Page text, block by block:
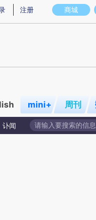
存在偏差。不代表财新观点和立
商城
注册
mini+ 周刊
讣闻